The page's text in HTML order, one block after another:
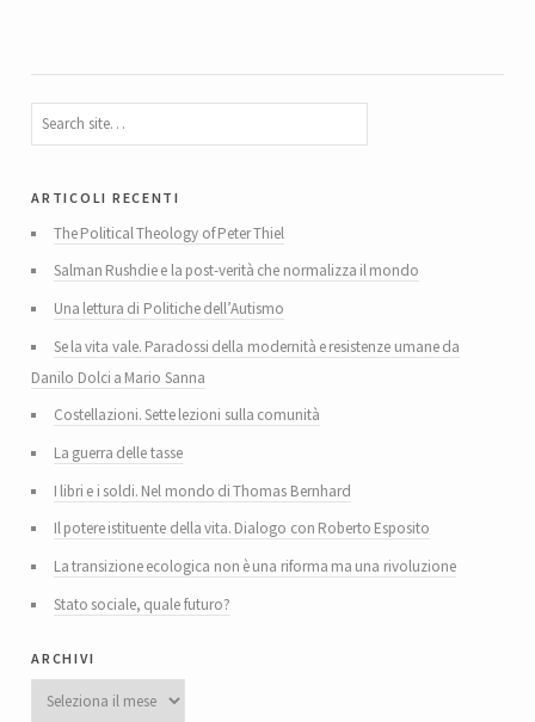
articoli recenti
The Political Theology of Peter Thiel
Salman Rushdie e la post-verità che normalizza il mondo
Una lettura di Politiche dell’Autismo
Se la vita vale. Paradossi della modernità e resistenze umane da
Danilo Dolci a Mario Sanna
Costellazioni. Sette lezioni sulla comunità
La guerra delle tasse
I libri e i soldi. Nel mondo di Thomas Bernhard
Il potere istituente della vita. Dialogo con Roberto Esposito
La transizione ecologica non è una riforma ma una rivoluzione
Stato sociale, quale futuro?
archivi
Archivi